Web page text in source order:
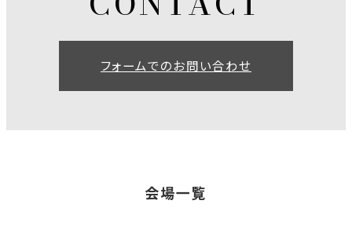
フォームでのお問い合わせ
会場一覧